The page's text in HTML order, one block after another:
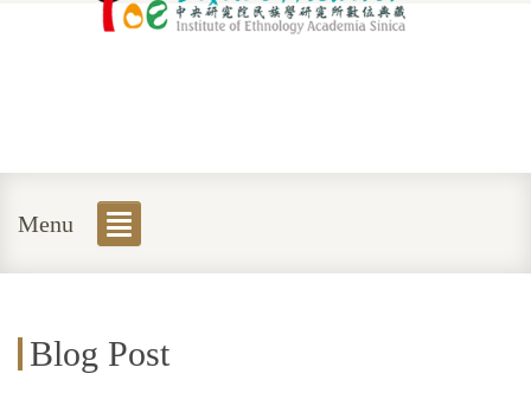
Menu
Blog Post